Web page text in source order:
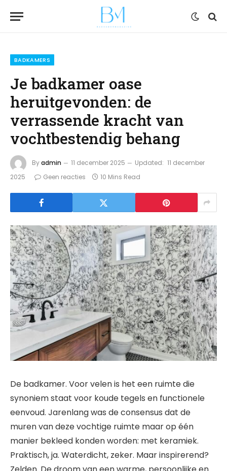
BADKAMERS
Je badkamer oase
heruitgevonden: de
verrassende kracht van
vochtbestendig behang
Byadmin 11 december 2025 Updated: 11 december
2025
Geen reacties 10 Mins Read
De badkamer. Voor velen is het een ruimte die
synoniem staat voor koude tegels en functionele
eenvoud. Jarenlang was de consensus dat de
muren van deze vochtige ruimte maar op één
manier bekleed konden worden: met keramiek.
Praktisch, ja. Waterdicht, zeker. Maar inspirerend?